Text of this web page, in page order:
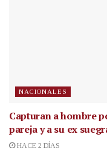
NACIONALES
Capturan a hombre
pareja y a su ex
HACE 2 DÍAS